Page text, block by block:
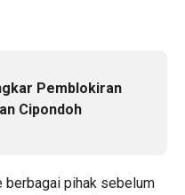
Pemblokiran
Cipondoh
berbagai pihak sebelum